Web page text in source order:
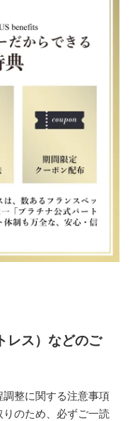
レス）などのご
整に関する注意事項
のため、必ずご一読